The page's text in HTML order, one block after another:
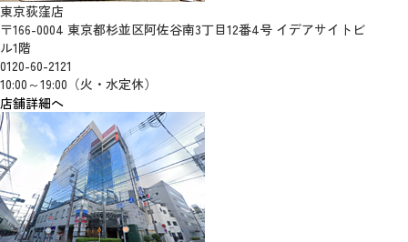
東京荻窪店
〒166-0004 東京都杉並区阿佐谷南3丁目12番4号 イデアサイトビ
ル1階
0120-60-2121
10:00～19:00（火・水定休）
店舗詳細へ